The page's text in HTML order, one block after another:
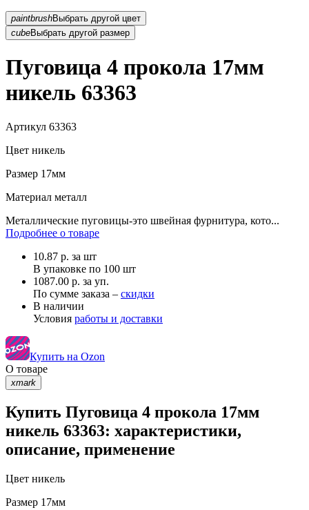
paintbrush
Выбрать другой цвет
cubeВыбрать другой размер
Пуговица 4 прокола 17мм
никель 63363
Артикул 63363
Цвет никель
Размер 17мм
Материал металл
Металлические пуговицы-это швейная фурнитура, кото...
Подробнее о товаре
10.87 р. за шт
В упаковке по 100 шт
1087.00 р. за уп.
По сумме заказа – скидки
В наличии
Условия работы и доставки
Купить на Ozon
О товаре
xmark
Купить Пуговица 4 прокола 17мм
никель 63363: характеристики,
описание, применение
Цвет никель
Размер 17мм